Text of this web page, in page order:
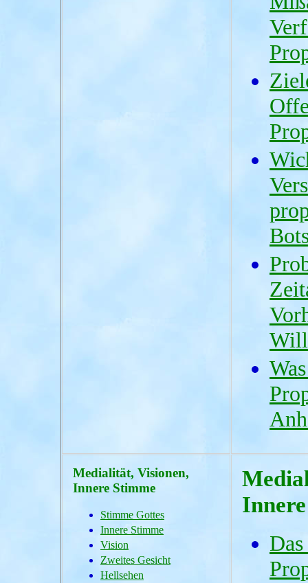
Medialität, Visionen,
Innere Stimme
Stimme Gottes
Innere Stimme
Vision
Zweites Gesicht
Hellsehen